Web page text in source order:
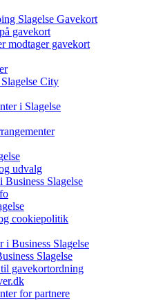
Slagelse Gavekort
gavekort
modtager gavekort
City
i Slagelse
udvalg
Business Slagelse
cookiepolitik
i Business Slagelse
Slagelse
gavekortordning
for partnere